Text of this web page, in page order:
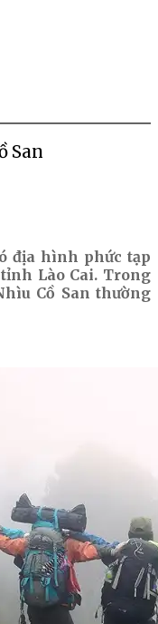
San
địa hình phức tạp
Lào Cai. Trong
Cồ San thường